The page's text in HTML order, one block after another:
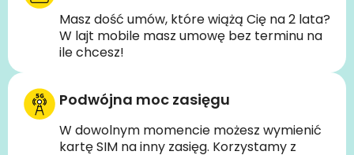
Masz dość umów, które wiążą Cię na 2 lata?
W lajt mobile masz umowę bez terminu na
ile chcesz!
Podwójna moc zasięgu
W dowolnym momencie możesz wymienić
kartę SIM na inny zasięg. Korzystamy z